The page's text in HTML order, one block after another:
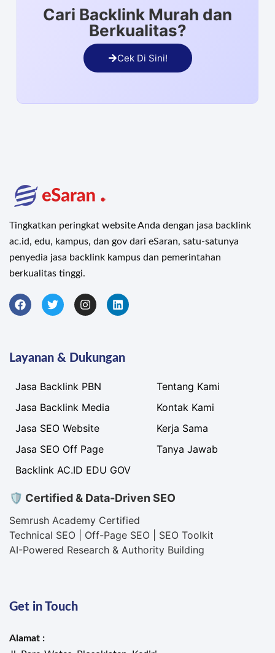
Cari Backlink Murah dan
Berkualitas?
Cek Di Sini!
Tingkatkan peringkat website Anda dengan jasa backlink
ac.id, edu, kampus, dan gov dari eSaran, satu-satunya
penyedia jasa backlink kampus dan pemerintahan
berkualitas tinggi.
Layanan & Dukungan
Jasa Backlink PBN
Jasa Backlink Media
Jasa SEO Website
Jasa SEO Off Page
Backlink AC.ID EDU GOV
Tentang Kami
Kontak Kami
Kerja Sama
Tanya Jawab
🛡 Certified & Data-Driven SEO
Semrush Academy Certified
Technical SEO | Off-Page SEO | SEO Toolkit
AI-Powered Research & Authority Building
Get in Touch
Alamat :